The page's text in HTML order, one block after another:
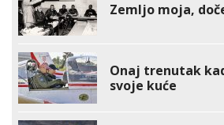
Zemljo moja,
Onaj trenutak
svoje kuće